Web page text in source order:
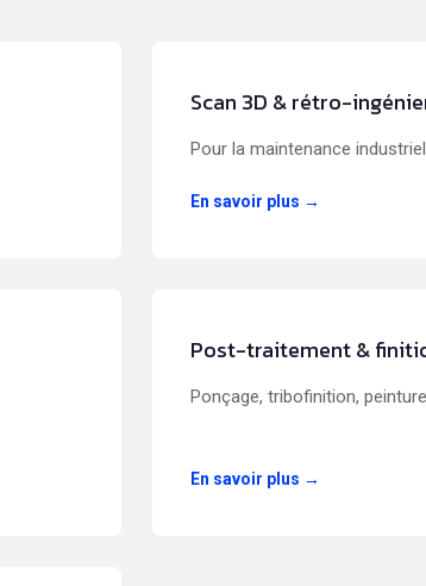
Scan 3D & rétro-
Pour la maintenance
En savoir plus →
Post-traitement &
Ponçage, tribofinition,
En savoir plus →